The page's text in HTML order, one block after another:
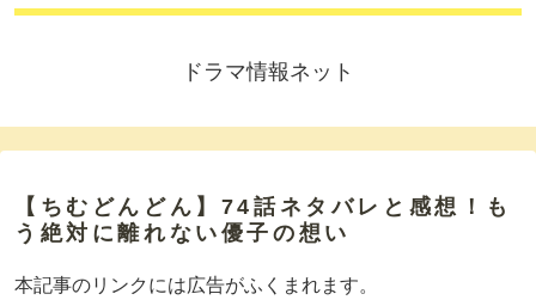
ドラマ情報ネット
【ちむどんどん】74話ネタバレと感想！も
う絶対に離れない優子の想い
本記事のリンクには広告がふくまれます。